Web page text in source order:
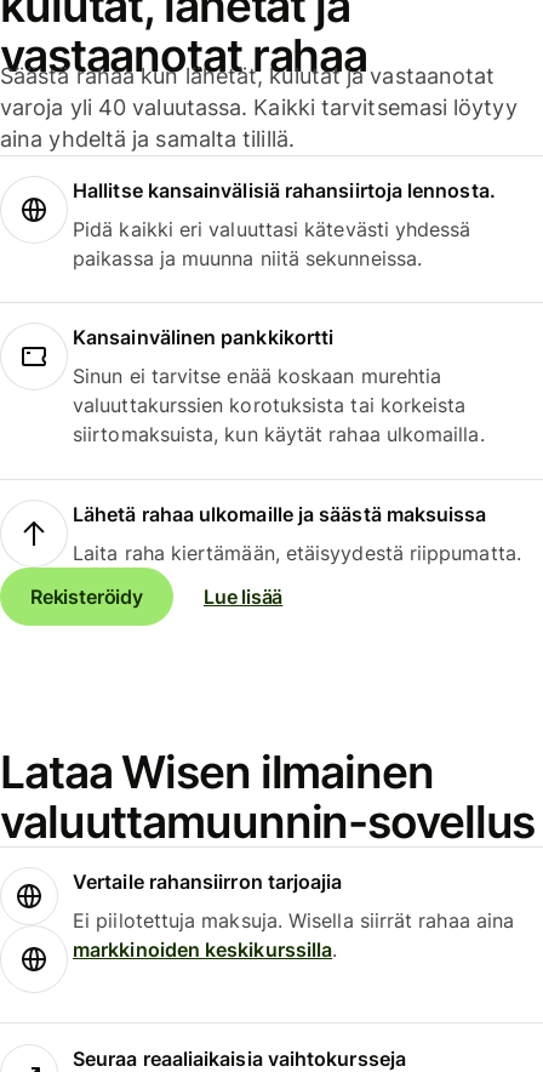
vastaanotat rahaa
Säästä rahaa kun lähetät, kulutat ja vastaanotat
varoja yli 40 valuutassa. Kaikki tarvitsemasi löytyy
aina yhdeltä ja samalta tilillä.
Hallitse kansainvälisiä rahansiirtoja lennosta.
Pidä kaikki eri valuuttasi kätevästi yhdessä
paikassa ja muunna niitä sekunneissa.
Kansainvälinen pankkikortti
Sinun ei tarvitse enää koskaan murehtia
valuuttakurssien korotuksista tai korkeista
siirtomaksuista, kun käytät rahaa ulkomailla.
Lähetä rahaa ulkomaille ja säästä maksuissa
Laita raha kiertämään, etäisyydestä riippumatta.
Rekisteröidy
Lue lisää
Lataa Wisen ilmainen
valuuttamuunnin-sovellus
Vertaile rahansiirron tarjoajia
Ei piilotettuja maksuja. Wisella siirrät rahaa aina
markkinoiden keskikurssilla.
Seuraa reaaliaikaisia vaihtokursseja